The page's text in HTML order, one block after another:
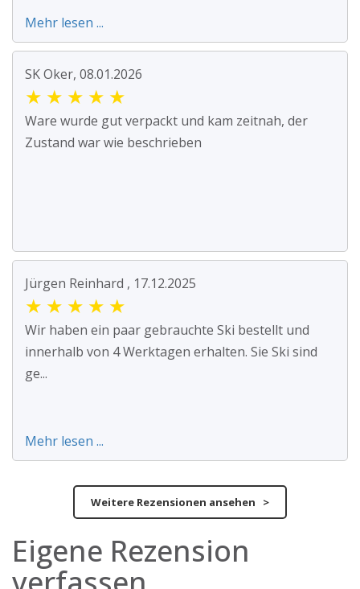
Mehr lesen ...
SK Oker, 08.01.2026
★ ★ ★ ★ ★
Ware wurde gut verpackt und kam zeitnah, der
Zustand war wie beschrieben
Jürgen Reinhard , 17.12.2025
★ ★ ★ ★ ★
Wir haben ein paar gebrauchte Ski bestellt und
innerhalb von 4 Werktagen erhalten. Sie Ski sind
ge...
Mehr lesen ...
Weitere Rezensionen ansehen >
Eigene Rezension